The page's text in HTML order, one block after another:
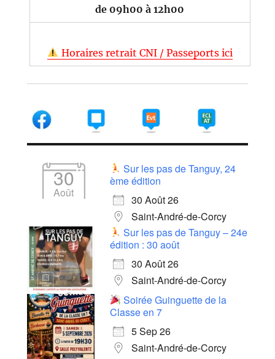
de 09h00 à 12h00
Horaires retrait CNI / Passeports ici
30
Août
Sur les pas de Tanguy, 24
ème édition
30 Août 26
Saint-André-de-Corcy
Sur les pas de Tanguy – 24e
édition : 30 août
30 Août 26
Saint-André-de-Corcy
Soirée Guinguette de la
Classe en 7
5 Sep 26
Saint-André-de-Corcy